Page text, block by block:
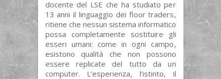
docente del LSE che ha studiato per
13 anni il linguaggio dei floor traders,
ritiene che nessun sistema informatico
possa completamente sostituire gli
esseri umani: come in ogni campo,
esistono qualità che non possono
essere replicate del tutto da un
computer. L’esperienza, l’istinto, il